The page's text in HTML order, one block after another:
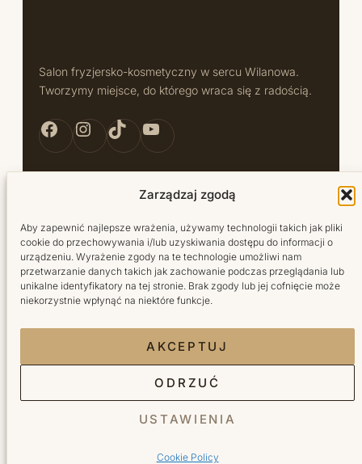
Zarządzaj zgodą
Aby zapewnić najlepsze wrażenia, używamy technologii takich jak pliki
cookie do przechowywania i/lub uzyskiwania dostępu do informacji o
urządzeniu. Wyrażenie zgody na te technologie umożliwi nam
przetwarzanie danych takich jak zachowanie podczas przeglądania lub
unikalne identyfikatory na tej stronie. Brak zgody lub jej cofnięcie może
niekorzystnie wpłynąć na niektóre funkcje.
AKCEPTUJ
ODRZUĆ
USTAWIENIA
Cookie Policy
Salon fryzjersko-kosmetyczny w sercu Wilanowa.
Tworzymy miejsce, do którego wraca się z radością.
Facebook Bellita
Instagram Bellita
TikTok Bellita
YouTube Bellita
Fryzjer
Kosmetyka
Manicure
Pedicure